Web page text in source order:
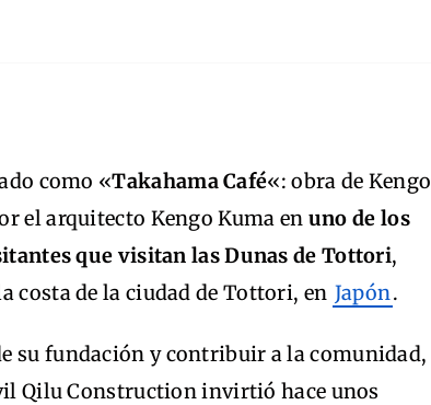
como «Takahama Café«: obra de Kengo
el arquitecto Kengo Kuma en uno de los
que visitan las Dunas de Tottori,
costa de la ciudad de Tottori, en Japón.
su fundación y contribuir a la comunidad,
Qilu Construction invirtió hace unos